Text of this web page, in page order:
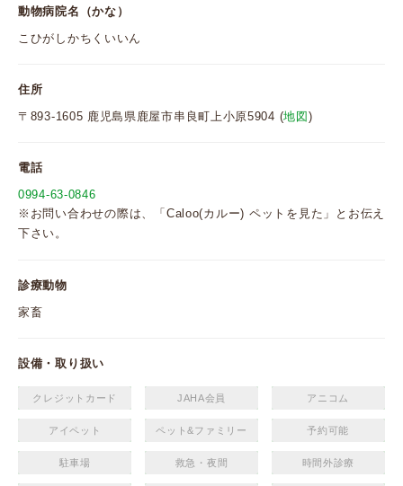
動物病院名（かな）
こひがしかちくいいん
住所
〒893-1605 鹿児島県鹿屋市串良町上小原5904 (地図 )
電話
0994-63-0846
※お問い合わせの際は、「Caloo(カルー) ペットを見た」とお伝え
下さい。
診療動物
家畜
設備・取り扱い
クレジットカード JAHA会員 アニコム
アイペット ペット&ファミリー 予約可能
駐車場 救急・夜間 時間外診療